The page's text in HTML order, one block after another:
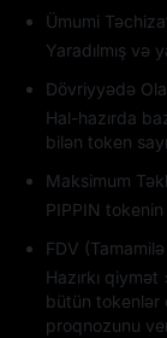
Ümumi
Yaradılmış və
Dövriyyədə
Hal-hazırda
bilən token sayı.
Maksimum
PIPPIN
FDV
Hazırkı
bütün tokenlər
proqnozunu